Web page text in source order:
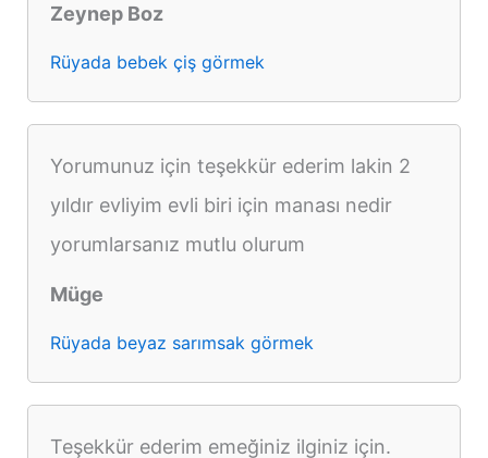
Zeynep Boz
Rüyada bebek çiş görmek
Yorumunuz için teşekkür ederim lakin 2
yıldır evliyim evli biri için manası nedir
yorumlarsanız mutlu olurum
Müge
Rüyada beyaz sarımsak görmek
Teşekkür ederim emeğiniz ilginiz için.